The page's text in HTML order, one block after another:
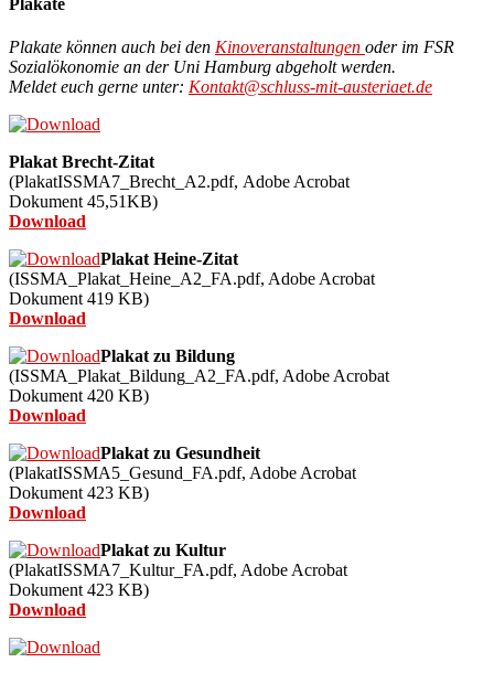
Plakate können auch bei den Kinoveranstaltungen oder im FSR
Sozialökonomie an der Uni Hamburg abgeholt werden.
Meldet euch gerne unter: Kontakt@schluss-mit-austeriaet.de
Plakat Brecht-Zitat
(PlakatISSMA7_Brecht_A2.pdf, Adobe Acrobat
Dokument 45,51KB)
Download
Plakat Heine-Zitat
(ISSMA_Plakat_Heine_A2_FA.pdf, Adobe Acrobat
Dokument 419 KB)
Download
Plakat zu Bildung
(ISSMA_Plakat_Bildung_A2_FA.pdf, Adobe Acrobat
Dokument 420 KB)
Download
Plakat zu Gesundheit
(PlakatISSMA5_Gesund_FA.pdf, Adobe Acrobat
Dokument 423 KB)
Download
Plakat zu Kultur
(PlakatISSMA7_Kultur_FA.pdf, Adobe Acrobat
Dokument 423 KB)
Download